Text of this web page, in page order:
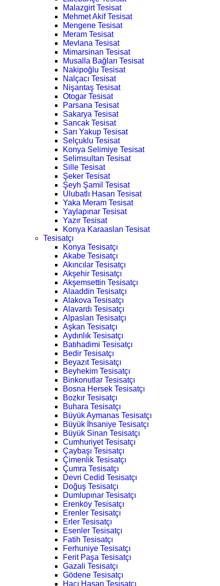
Malazgirt Tesisat
Mehmet Akif Tesisat
Mengene Tesisat
Meram Tesisat
Mevlana Tesisat
Mimarsinan Tesisat
Musalla Bağları Tesisat
Nakipoğlu Tesisat
Nalçacı Tesisat
Nişantaş Tesisat
Otogar Tesisat
Parsana Tesisat
Sakarya Tesisat
Sancak Tesisat
Sarı Yakup Tesisat
Selçuklu Tesisat
Konya Selimiye Tesisat
Selimsultan Tesisat
Sille Tesisat
Şeker Tesisat
Şeyh Şamil Tesisat
Ulubatlı Hasan Tesisat
Yaka Meram Tesisat
Yaylapınar Tesisat
Yazır Tesisat
Konya Karaaslan Tesisat
Tesisatçı
Konya Tesisatçı
Akabe Tesisatçı
Akıncılar Tesisatçı
Akşehir Tesisatçı
Akşemsettin Tesisatçı
Alaaddin Tesisatçı
Alakova Tesisatçı
Alavardı Tesisatçı
Alpaslan Tesisatçı
Aşkan Tesisatçı
Aydınlık Tesisatçı
Batıhadimi Tesisatçı
Bedir Tesisatçı
Beyazıt Tesisatçı
Beyhekim Tesisatçı
Binkonutlar Tesisatçı
Bosna Hersek Tesisatçı
Bozkır Tesisatçı
Buhara Tesisatçı
Büyük Aymanas Tesisatçı
Büyük İhsaniye Tesisatçı
Büyük Sinan Tesisatçı
Cumhuriyet Tesisatçı
Çaybaşı Tesisatçı
Çimenlik Tesisatçı
Çumra Tesisatçı
Devri Cedid Tesisatçı
Doğuş Tesisatçı
Dumlupınar Tesisatçı
Erenköy Tesisatçı
Erenler Tesisatçı
Erler Tesisatçı
Esenler Tesisatçı
Fatih Tesisatçı
Ferhuniye Tesisatçı
Ferit Paşa Tesisatçı
Gazali Tesisatçı
Gödene Tesisatçı
Hacı Hasan Tesisatçı